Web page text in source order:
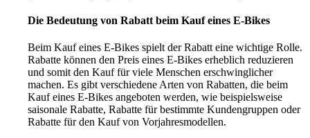
Die Bedeutung von Rabatt beim Kauf eines E-Bikes
Beim Kauf eines E-Bikes spielt der Rabatt eine wichtige Rolle.
Rabatte können den Preis eines E-Bikes erheblich reduzieren
und somit den Kauf für viele Menschen erschwinglicher
machen. Es gibt verschiedene Arten von Rabatten, die beim
Kauf eines E-Bikes angeboten werden, wie beispielsweise
saisonale Rabatte, Rabatte für bestimmte Kundengruppen oder
Rabatte für den Kauf von Vorjahresmodellen.